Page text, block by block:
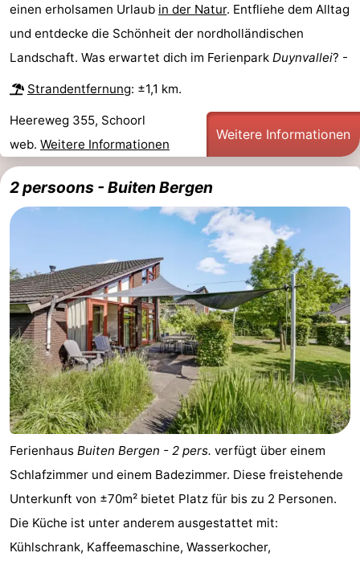
einen erholsamen Urlaub in der Natur. Entfliehe dem Alltag
und entdecke die Schönheit der nordholländischen
Landschaft. Was erwartet dich im Ferienpark Duynvallei? -
Strandentfernung: ±1,1 km.
Heereweg 355, Schoorl
web. Weitere Informationen
Weitere Informationen
2 persoons - Buiten Bergen
Ferienhaus Buiten Bergen - 2 pers. verfügt über einem
Schlafzimmer und einem Badezimmer. Diese freistehende
Unterkunft von ±70m² bietet Platz für bis zu 2 Personen.
Die Küche ist unter anderem ausgestattet mit:
Kühlschrank, Kaffeemaschine, Wasserkocher,